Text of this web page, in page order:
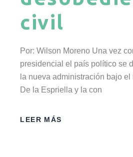
civil
Por: Wilson Moreno Una vez
presidencial el país político se
la nueva administración bajo
De la Espriella y la con
LEER MÁS